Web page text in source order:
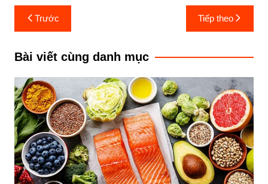
Điều
hướng
bài
Trước Tiếp theo
Bài viết cùng danh mục